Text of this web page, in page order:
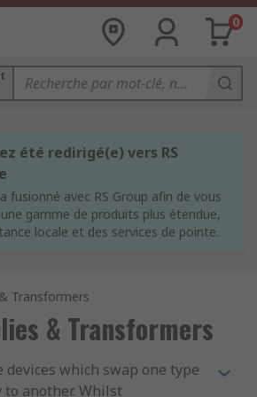
0
été redirigé(e) vers RS
fusionné avec RS Group afin de vous
gamme de produits plus étendue,
locale et des services de pointe.
Transformers
& Transformers
devices which swap one type
another. Whilst